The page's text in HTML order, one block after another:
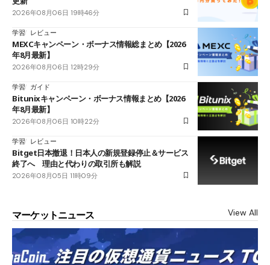
2026年08月06日 19時46分
学習 レビュー
MEXCキャンペーン・ボーナス情報総まとめ【2026
年8月最新】
2026年08月06日 12時29分
学習 ガイド
Bitunixキャンペーン・ボーナス情報まとめ【2026
年8月最新】
2026年08月06日 10時22分
学習 レビュー
Bitget日本撤退！日本人の新規登録停止＆サービス
終了へ 理由と代わりの取引所も解説
2026年08月05日 11時09分
マーケットニュース View All